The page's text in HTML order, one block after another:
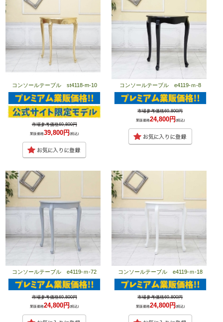
コンソールテーブル st4118-m-10
市場参考価格69,800円
業販価格39,800円(税込)
コンソールテーブル e4119-ｍ-8
市場参考価格69,800円
業販価格24,800円(税込)
コンソールテーブル e4119-ｍ-72
市場参考価格69,800円
業販価格24,800円(税込)
コンソールテーブル e4119-ｍ-18
市場参考価格69,800円
業販価格24,800円(税込)